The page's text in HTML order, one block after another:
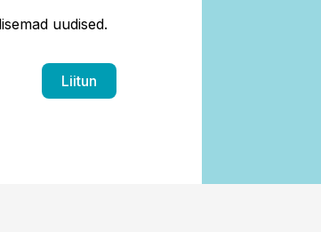
uudised.
Liitun